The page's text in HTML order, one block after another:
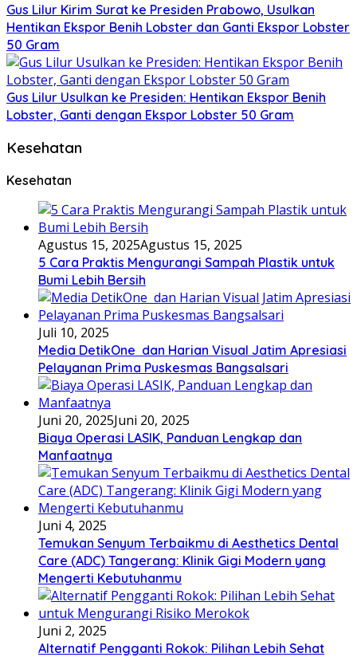
Gus Lilur Kirim Surat ke Presiden Prabowo, Usulkan
Hentikan Ekspor Benih Lobster dan Ganti Ekspor Lobster
50 Gram
Gus Lilur Usulkan ke Presiden: Hentikan Ekspor Benih
Lobster, Ganti dengan Ekspor Lobster 50 Gram
Kesehatan
Kesehatan
Agustus 15, 2025Agustus 15, 2025
5 Cara Praktis Mengurangi Sampah Plastik untuk
Bumi Lebih Bersih
Juli 10, 2025
Media DetikOne dan Harian Visual Jatim Apresiasi
Pelayanan Prima Puskesmas Bangsalsari
Juni 20, 2025Juni 20, 2025
Biaya Operasi LASIK, Panduan Lengkap dan
Manfaatnya
Juni 4, 2025
Temukan Senyum Terbaikmu di Aesthetics Dental
Care (ADC) Tangerang: Klinik Gigi Modern yang
Mengerti Kebutuhanmu
Juni 2, 2025
Alternatif Pengganti Rokok: Pilihan Lebih Sehat